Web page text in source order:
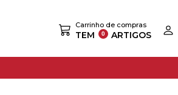
Carrinho de compras
TEM ARTIGOS